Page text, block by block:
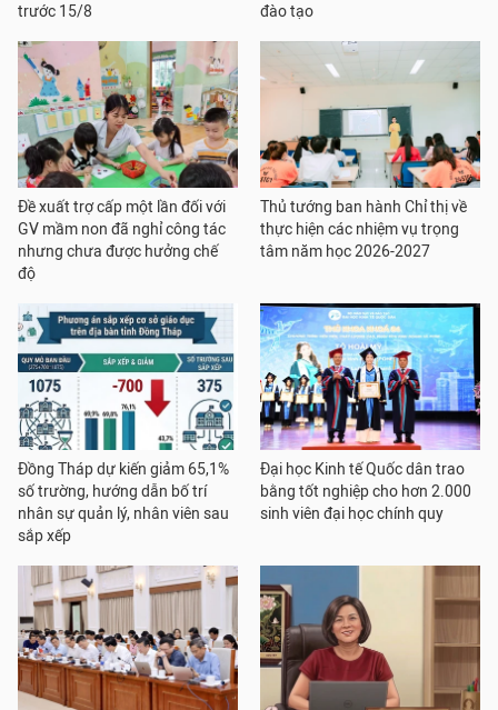
trước 15/8
đào tạo
Đề xuất trợ cấp một lần đối với
GV mầm non đã nghỉ công tác
nhưng chưa được hưởng chế
độ
Thủ tướng ban hành Chỉ thị về
thực hiện các nhiệm vụ trọng
tâm năm học 2026-2027
Đồng Tháp dự kiến giảm 65,1%
số trường, hướng dẫn bố trí
nhân sự quản lý, nhân viên sau
sắp xếp
Đại học Kinh tế Quốc dân trao
bằng tốt nghiệp cho hơn 2.000
sinh viên đại học chính quy